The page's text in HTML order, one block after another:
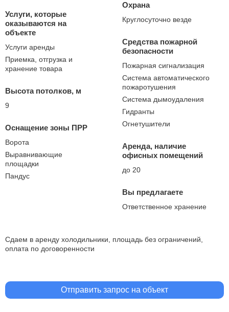
Услуги, которые
оказываются на
объекте
Услуги аренды
Приемка, отгрузка и
хранение товара
Высота потолков, м
9
Оснащение зоны ПРР
Ворота
Выравнивающие
площадки
Пандус
Охрана
Круглосуточно везде
Средства пожарной
безопасности
Пожарная сигнализация
Система автоматического
пожаротушения
Система дымоудаления
Гидранты
Огнетушители
Аренда, наличие
офисных помещений
до 20
Вы предлагаете
Ответственное хранение
Сдаем в аренду холодильники, площадь без ограничений,
оплата по договоренности
Отправить запрос на объект